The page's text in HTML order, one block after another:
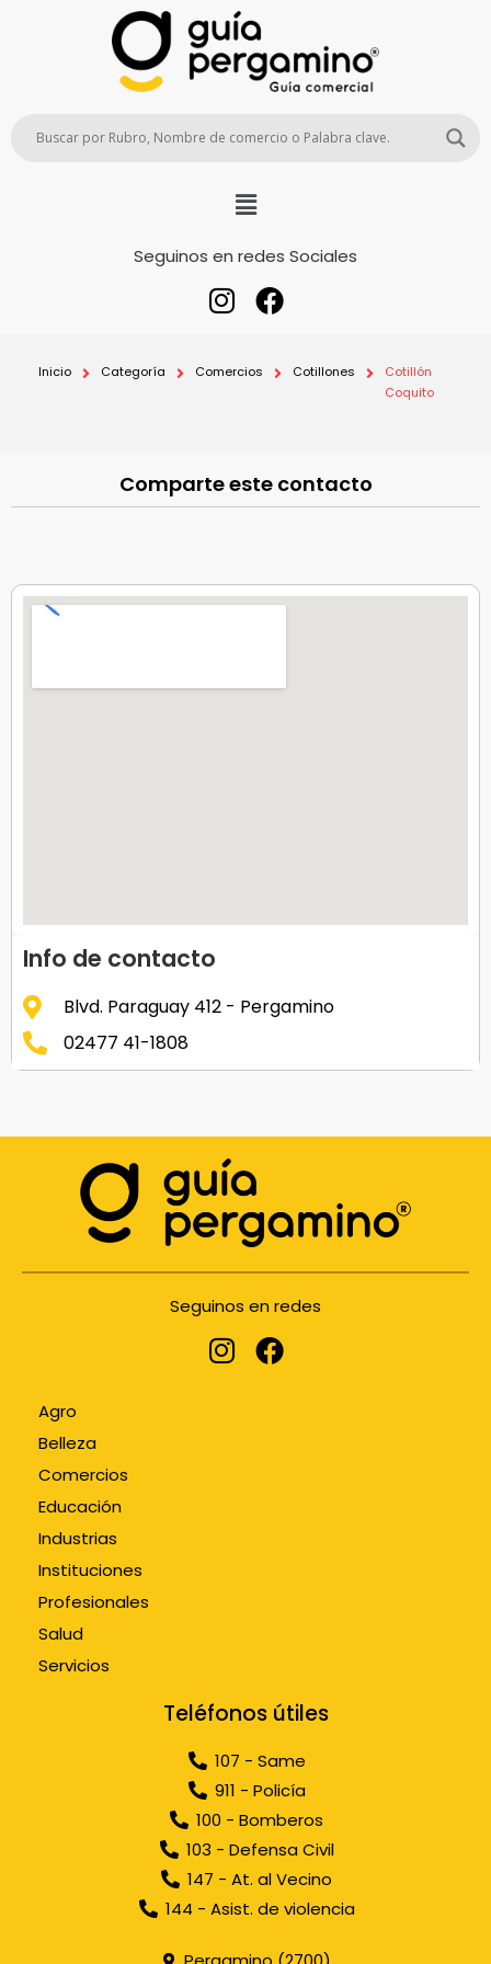
Seguinos en redes Sociales
Inicio Categoría Comercios Cotillones
Cotillón
Coquito
Comparte este contacto
Info de contacto
Blvd. Paraguay 412 - Pergamino
02477 41-1808
Seguinos en redes
Agro
Belleza
Comercios
Educación
Industrias
Instituciones
Profesionales
Salud
Servicios
Teléfonos útiles
107 - Same
911 - Policía
100 - Bomberos
103 - Defensa Civil
147 - At. al Vecino
144 - Asist. de violencia